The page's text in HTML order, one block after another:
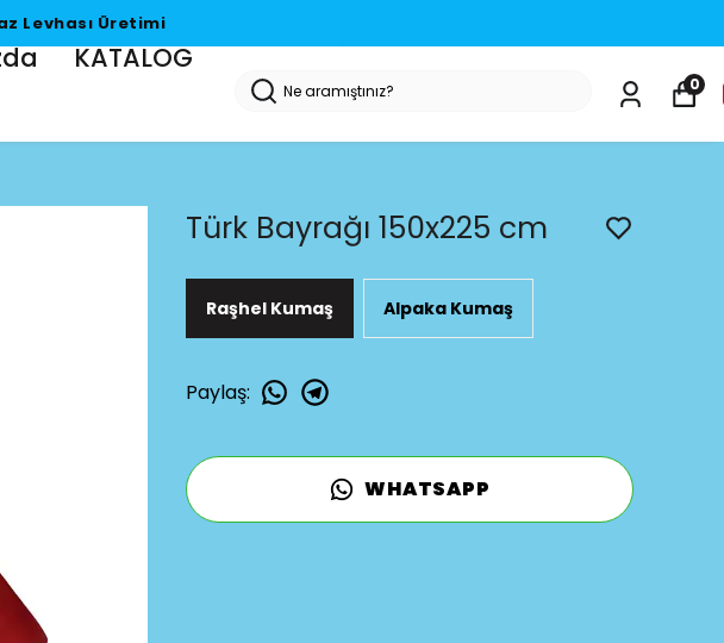
Levhası Üretimi
KATALOG
0
Türk Bayrağı 150x225 cm
Raşhel Kumaş Alpaka Kumaş
Paylaş:
WHATSAPP